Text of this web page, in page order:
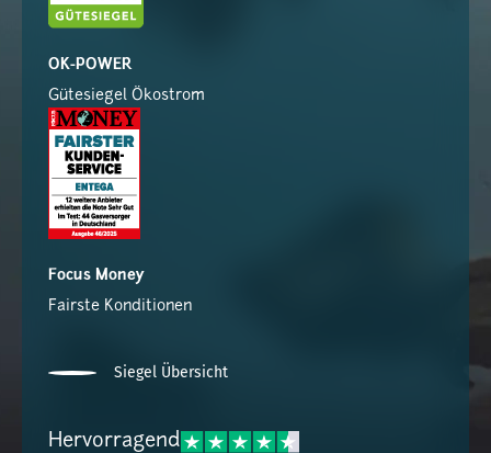
OK-POWER
Gütesiegel Ökostrom
Focus Money
Fairste Konditionen
Siegel Übersicht
Hervorragend